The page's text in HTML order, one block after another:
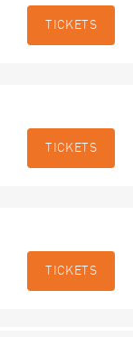
TICKETS
TICKETS
TICKETS